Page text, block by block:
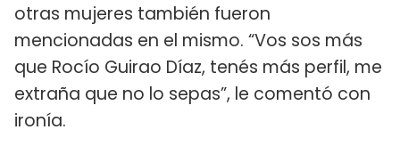
otras mujeres también fueron
mencionadas en el mismo. “Vos sos más
que Rocío Guirao Díaz, tenés más perfil, me
extraña que no lo sepas”, le comentó con
ironía.